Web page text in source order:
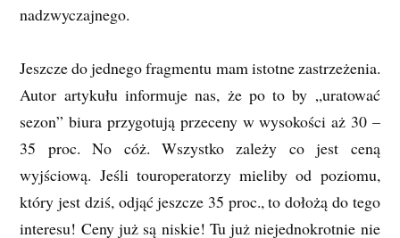
nadzwyczajnego.
Jeszcze do jednego fragmentu mam istotne zastrzeżenia.
Autor artykułu informuje nas, że po to by „uratować
sezon” biura przygotują przeceny w wysokości aż 30 –
35 proc. No cóż. Wszystko zależy co jest ceną
wyjściową. Jeśli touroperatorzy mieliby od poziomu,
który jest dziś, odjąć jeszcze 35 proc., to dołożą do tego
interesu! Ceny już są niskie! Tu już niejednokrotnie nie